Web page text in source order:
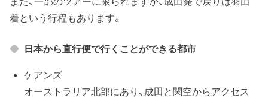
着という行程もあります。
日本から直行便で行くことができる都市
ケアンズ
オーストラリア北部にあり、成田と関空からアクセス